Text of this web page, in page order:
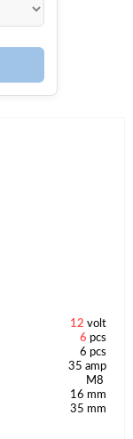
12 volt
6 pcs
6 pcs
35 amp
M8
16 mm
35 mm